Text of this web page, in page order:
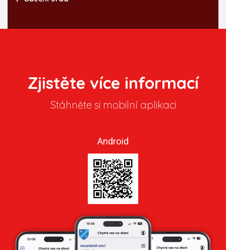
Zjistěte více informací
Stáhněte si mobilní aplikaci
Android